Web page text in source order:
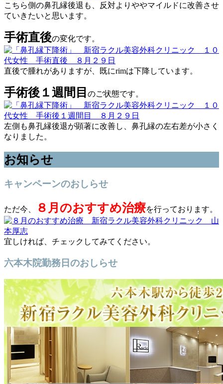
こちら側の鼻孔縁後退も、反対よりややマイルドに改善させ
ていきたいと思います。
手術直後の変化です。
直後で腫れがありますが、既にrimは下降しています。
手術後１週間目 のご状態です。
左側も鼻孔縁後退が顕著に改善し、鼻孔縁の左右差が小さく
なりました。
お知らせ
キャンペーンのおしらせ
ただ今、 ８月のおすすめ治療を行っております。
宜しければ、チェックしてみてください。
六本木院勤務日のおしらせ